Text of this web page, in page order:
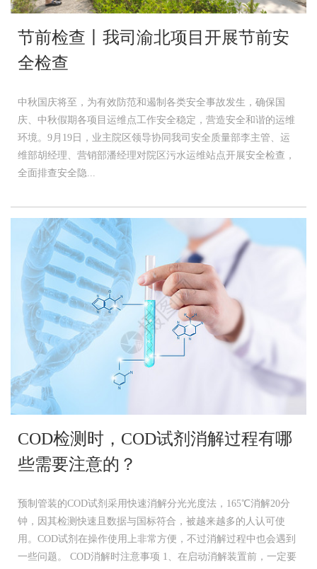
节前检查丨我司渝北项目开展节前安
全检查
中秋国庆将至，为有效防范和遏制各类安全事故发生，确保国
庆、中秋假期各项目运维点工作安全稳定，营造安全和谐的运维
环境。9月19日，业主院区领导协同我司安全质量部李主管、运
维部胡经理、营销部潘经理对院区污水运维站点开展安全检查，
全面排查安全隐...
COD检测时，COD试剂消解过程有哪
些需要注意的？
预制管装的COD试剂采用快速消解分光光度法，165℃消解20分
钟，因其检测快速且数据与国标符合，被越来越多的人认可使
用。COD试剂在操作使用上非常方便，不过消解过程中也会遇到
一些问题。 COD消解时注意事项 1、在启动消解装置前，一定要